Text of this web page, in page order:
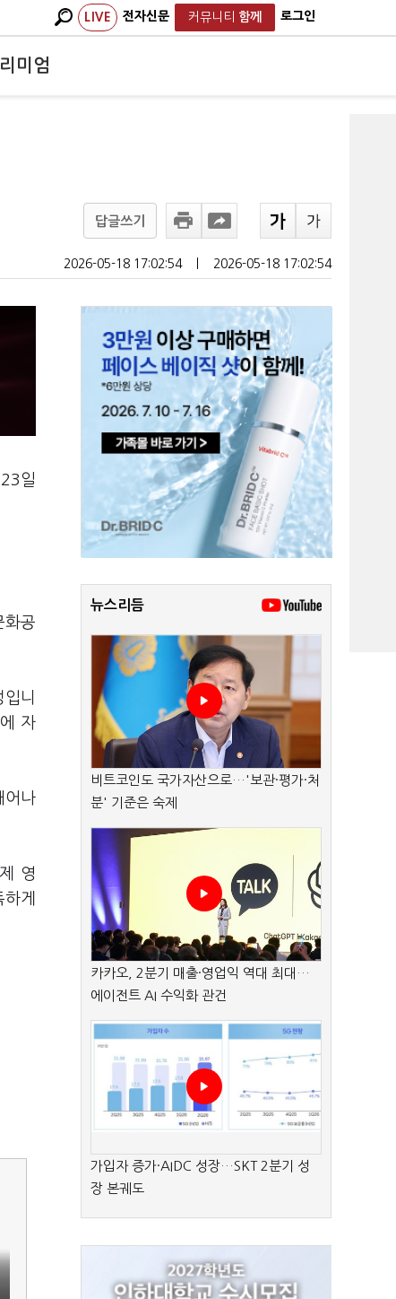
LIVE 전자신문 커뮤니티 함께 로그인
미엄
답글쓰기
2026-05-18 17:02:54 2026-05-18 17:02:54
일
화공
니
자
어나
영
게
뉴스리듬
비트코인도 국가자산으로…'보관·평가·처
분' 기준은 숙제
카카오, 2분기 매출·영업익 역대 최대…
에이전트 AI 수익화 관건
가입자 증가·AIDC 성장…SKT 2분기 성
장 본궤도